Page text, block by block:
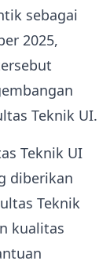
sebagai
2025,
Teknik UI.
Teknik UI
diberikan
Teknik
kualitas